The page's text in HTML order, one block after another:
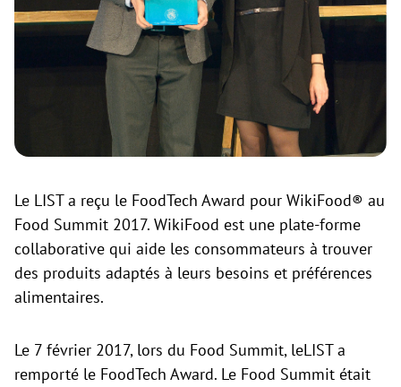
Le LIST a reçu le FoodTech Award pour WikiFood® au
Food Summit 2017. WikiFood est une plate-forme
collaborative qui aide les consommateurs à trouver
des produits adaptés à leurs besoins et préférences
alimentaires.
Le 7 février 2017, lors du Food Summit, leLIST a
remporté le FoodTech Award. Le Food Summit était